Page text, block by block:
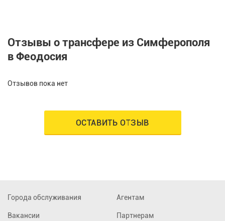
Отзывы о трансфере из Симферополя
в Феодосия
Отзывов пока нет
ОСТАВИТЬ ОТЗЫВ
Города обслуживания
Вакансии
Агентам
Партнерам